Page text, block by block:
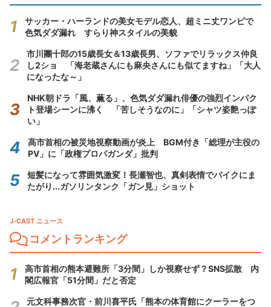
サッカー・ハーランドの美女モデル恋人、超ミニ丈ワンピで
色気ダダ漏れ すらり神スタイルの美貌
市川團十郎の15歳長女＆13歳長男、ソファでリラックス仲良
し2ショ 「海老蔵さんにも麻央さんにも似てますね」「大人
になったな～」
NHK朝ドラ「風、薫る」、色気ダダ漏れ俳優の強烈インパク
ト登場シーンに沸く 「苦しそうなのに」「シャツ姿艶っぽ
い」
高市首相の被災地視察動画が炎上 BGM付き「総理が主役の
PV」に「政権プロパガンダ」批判
短髪になって雰囲気激変！長瀬智也、真剣表情でバイクにま
たがり...ガソリンタンク「ガン見」ショット
J-CAST ニュース
コメントランキング
高市首相の熊本避難所「3分間」しか視察せず？SNS拡散 内
閣広報官「51分間」だと否定
元文科事務次官・前川喜平氏「熊本の体育館にクーラーをつ